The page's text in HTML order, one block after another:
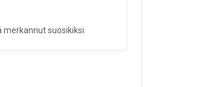
merkannut suosikiksi